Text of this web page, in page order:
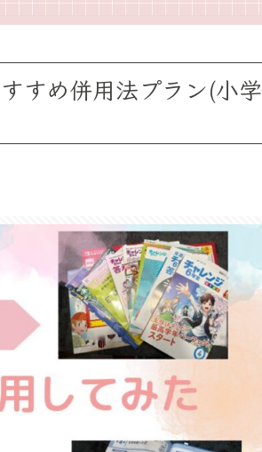
すめ併用法プラン(小学